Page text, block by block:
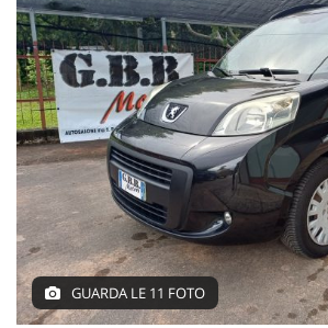
GUARDA LE 11 FOTO